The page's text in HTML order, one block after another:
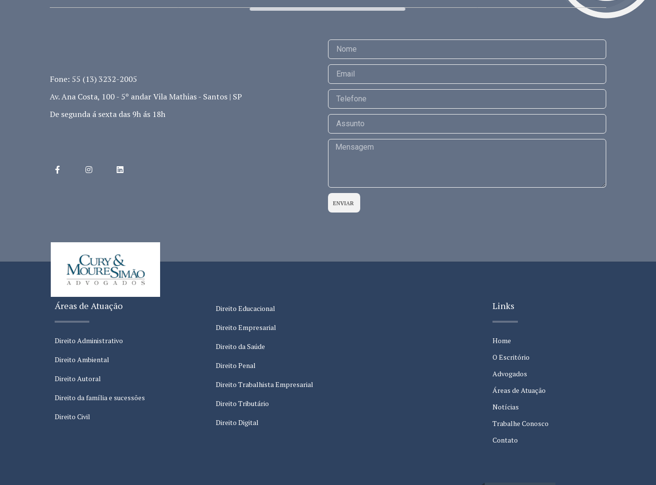
Fone: 55 (13) 3232-2005
Av. Ana Costa, 100 - 5º andar Vila Mathias - Santos | SP
De segunda á sexta das 9h ás 18h
ENVIAR
Áreas de Atuação
Direito Administrativo
Direito Ambiental
Direito Autoral
Direito da família e sucessões
Direito Civil
Direito Educacional
Direito Empresarial
Direito da Saúde
Direito Penal
Direito Trabalhista Empresarial
Direito Tributário
Direito Digital
Links
Home
O Escritório
Advogados
Áreas de Atuação
Notícias
Trabalhe Conosco
Contato